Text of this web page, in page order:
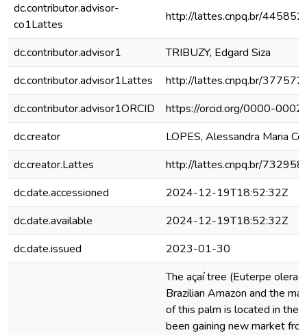
dc.contributor.advisor-
co1Lattes
http://lattes.cnpq.br/
dc.contributor.advisor1
TRIBUZY, Edgard Siza
dc.contributor.advisor1Lattes
http://lattes.cnpq.br/
dc.contributor.advisor1ORCID
https://orcid.org/0000-
dc.creator
LOPES, Alessandra Maria
dc.creator.Lattes
http://lattes.cnpq.br/
dc.date.accessioned
2024-12-19T18:52:32Z
dc.date.available
2024-12-19T18:52:32Z
dc.date.issued
2023-01-30
The açaí tree (Euterpe
Brazilian Amazon and the
of this palm is located in the
been gaining new market